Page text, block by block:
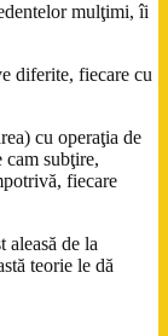
mulţimi, îi
diferite, fiecare cu
cu operaţia de
cam subţire,
fiecare
aleasă de la
teorie le dă